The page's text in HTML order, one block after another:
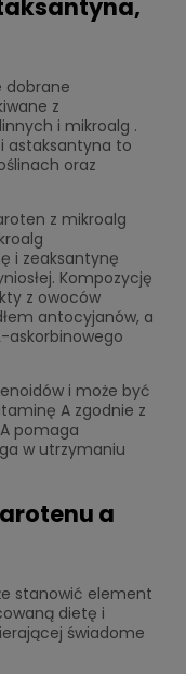
dobrane
z
i mikroalg .
astaksantyna to
oraz
z mikroalg
i zeaksantynę
Kompozycję
z owoców
antocyjanów, a
askorbinowego
i może być
A zgodnie z
pomaga
w utrzymaniu
a
stanowić element
dietę i
świadome